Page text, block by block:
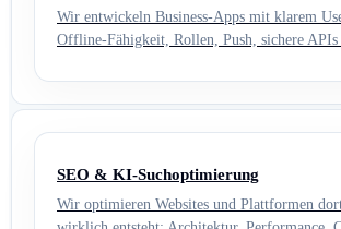
Wir entwickeln Business-Apps mit klarem
Offline-Fähigkeit, Rollen, Push, sichere APIs
SEO & KI-Suchoptimierung
Wir optimieren Websites und Plattformen